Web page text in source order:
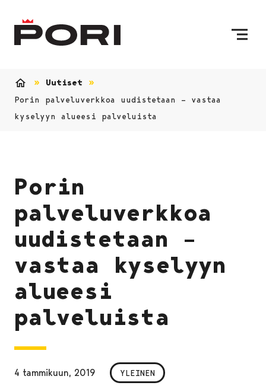
Uutiset
Porin palveluverkkoa uudistetaan – vastaa
kyselyyn alueesi palveluista
Porin
palveluverkkoa
uudistetaan –
vastaa kyselyyn
alueesi
palveluista
4 tammikuun, 2019 YLEINEN